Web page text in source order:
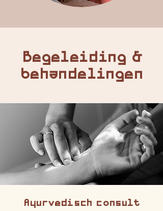
Begeleiding &
behandelingen
Ayurvedisch consult